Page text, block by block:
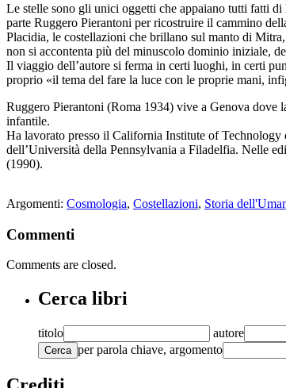
Le stelle sono gli unici oggetti che appaiano tutti fatti
parte Ruggero Pierantoni per ricostruire il cammino
Placidia, le costellazioni che brillano sul manto di
non si accontenta più del minuscolo dominio iniziale,
Il viaggio dell’autore si ferma in certi luoghi, in certi
proprio «il tema del fare la luce con le proprie mani,
Ruggero Pierantoni (Roma 1934) vive a Genova dove
infantile.
Ha lavorato presso il California Institute of
dell’Università della Pennsylvania a Filadelfia. Nelle
(1990).
Argomenti: Cosmologia, Costellazioni, Storia
Commenti
Comments are closed.
Cerca libri
titolo autore
Cerca per parola chiave, argomento